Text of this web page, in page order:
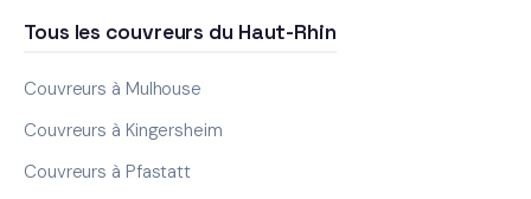
Tous les couvreurs du Haut-Rhin
Couvreurs à Mulhouse
Couvreurs à Kingersheim
Couvreurs à Pfastatt